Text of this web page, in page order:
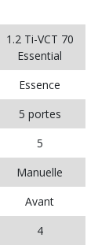
1.2 Ti-VCT 70
Essential
Essence
5 portes
5
Manuelle
Avant
4